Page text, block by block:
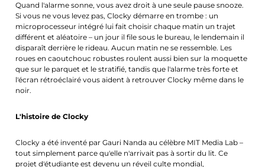
Quand l'alarme sonne, vous avez droit à une seule pause snooze.
Si vous ne vous levez pas, Clocky démarre en trombe : un
microprocesseur intégré lui fait choisir chaque matin un trajet
différent et aléatoire – un jour il file sous le bureau, le lendemain il
disparaît derrière le rideau. Aucun matin ne se ressemble. Les
roues en caoutchouc robustes roulent aussi bien sur la moquette
que sur le parquet et le stratifié, tandis que l'alarme très forte et
l'écran rétroéclairé vous aident à retrouver Clocky même dans le
noir.
L'histoire de Clocky
Clocky a été inventé par Gauri Nanda au célèbre MIT Media Lab –
tout simplement parce qu'elle n'arrivait pas à sortir du lit. Ce
projet d'étudiante est devenu un réveil culte mondial,